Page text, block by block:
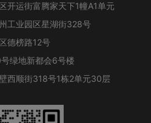
开运街富腾家天下1幢A1单元
工业园区星湖街328号
德榜路12号
绿地新都会6号楼
西顺街318号1栋2单元30层